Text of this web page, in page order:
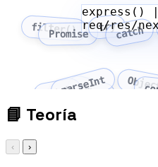
filter()
Promise
trycatch
fetch
parseInt
Array
express()
req/res/
📘 Teoría
‹ ›